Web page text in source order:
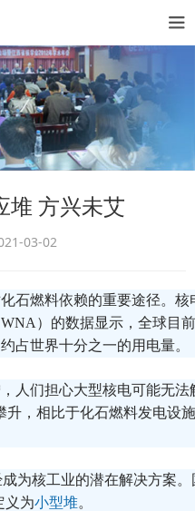
堆 方兴未艾
03-02
石燃料依赖的重要途径。
）的数据显示，全球目
占世界十分之一的用电量。
人们担心大型核电可能无法
升，相比于化石燃料发电设
成为核工业的潜在解决方案
义为小型堆。